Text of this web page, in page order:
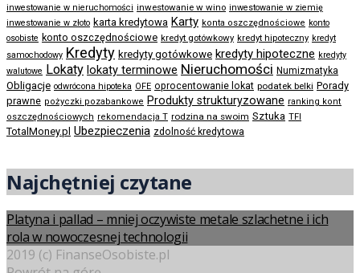
inwestowanie w nieruchomości inwestowanie w wino inwestowanie w ziemię
inwestowanie w złoto karta kredytowa Karty konta oszczędnościowe konto
osobiste konto oszczędnościowe kredyt gotówkowy kredyt hipoteczny kredyt
samochodowy Kredyty kredyty gotówkowe kredyty hipoteczne kredyty
walutowe Lokaty lokaty terminowe Nieruchomości Numizmatyka
Obligacje odwrócona hipoteka OFE oprocentowanie lokat podatek belki Porady
prawne pożyczki pozabankowe Produkty strukturyzowane ranking kont
oszczędnościowych rekomendacja T rodzina na swoim Sztuka TFI
TotalMoney.pl Ubezpieczenia zdolność kredytowa
Najchętniej czytane
Platyna i pallad – mniej oczywiste metale szlachetne i ich
rola w nowoczesnej technologii
2019 (c) FinanseOsobiste.pl